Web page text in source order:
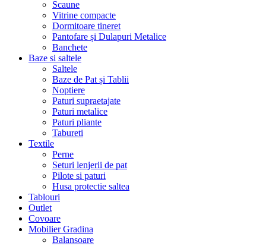
Scaune
Vitrine compacte
Dormitoare tineret
Pantofare și Dulapuri Metalice
Banchete
Baze si saltele
Saltele
Baze de Pat și Tablii
Noptiere
Paturi supraetajate
Paturi metalice
Paturi pliante
Tabureti
Textile
Perne
Seturi lenjerii de pat
Pilote si paturi
Husa protectie saltea
Tablouri
Outlet
Covoare
Mobilier Gradina
Balansoare